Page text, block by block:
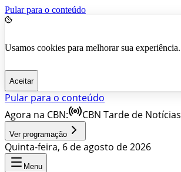
Pular para o conteúdo
Usamos cookies para melhorar sua experiência.
Aceitar
Pular para o conteúdo
Agora na CBN:
CBN Tarde de Notícias
Ver programação
Quinta-feira, 6 de agosto de 2026
Menu